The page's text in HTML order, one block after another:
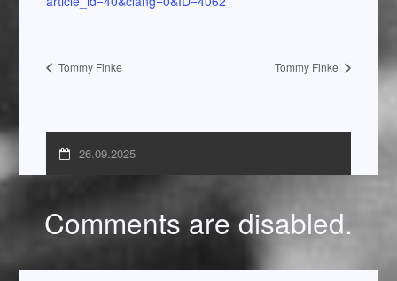
Tommy Finke Tommy Finke
26.09.2025
Comments are disabled.